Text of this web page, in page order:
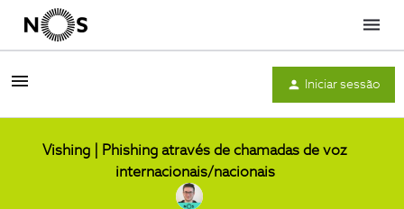
Menu
Iniciar sessão
Vishing | Phishing através de chamadas de voz
internacionais/nacionais